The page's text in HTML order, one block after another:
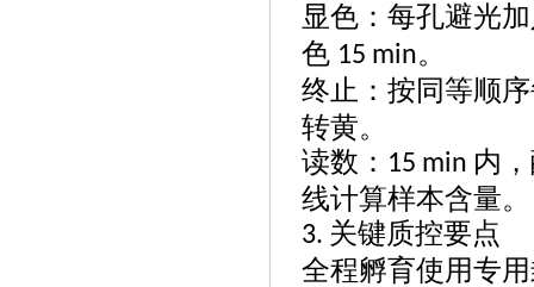
显色：每孔避光
色 15 min。
终止：按同等顺
转黄。
读数： 15 min 内
线计算样本含量。
3. 关键质控要点
全程孵育使用专